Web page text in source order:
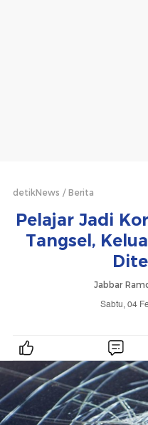
detikNews Berita
Pelajar Jadi
Tangsel,
Jabbar
Sabtu, 04